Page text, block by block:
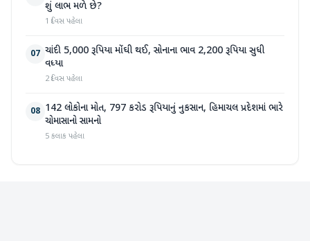
શું લાભ મળે છે?
1 દિવસ પહેલા
07 ચાંદી 5,000 રૂપિયા મોંઘી થઈ, સોનાના ભાવ 2,200 રૂપિયા સુધી
વધ્યા
2 દિવસ પહેલા
08 142 લોકોના મોત, 797 કરોડ રૂપિયાનું નુકસાન, હિમાચલ પ્રદેશમાં ભારે
ચોમાસાનો સામનો
5 કલાક પહેલા